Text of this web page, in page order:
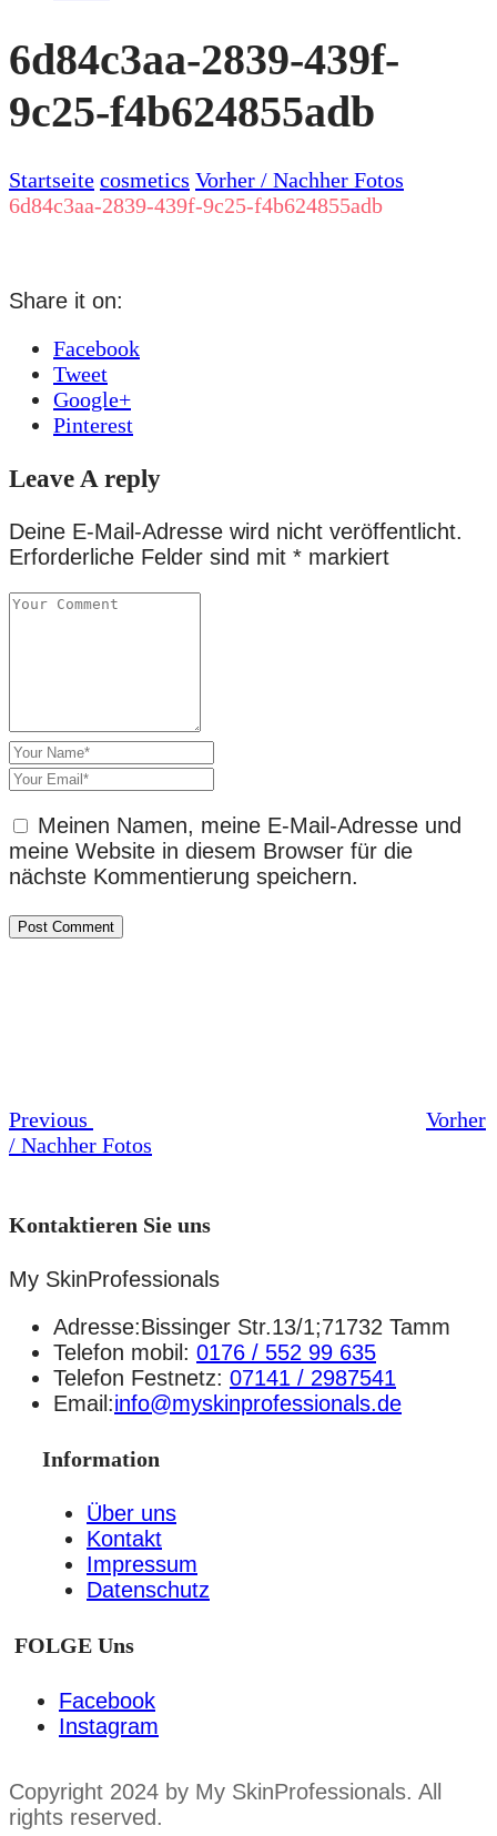
6d84c3aa-2839-439f-
9c25-f4b624855adb
Startseite cosmetics Vorher / Nachher Fotos
6d84c3aa-2839-439f-9c25-f4b624855adb
Share it on:
Facebook
Tweet
Google+
Pinterest
Leave A reply
Deine E-Mail-Adresse wird nicht veröffentlicht.
Erforderliche Felder sind mit * markiert
Meinen Namen, meine E-Mail-Adresse und
meine Website in diesem Browser für die
nächste Kommentierung speichern.
Previous
Vorher
/ Nachher Fotos
Kontaktieren Sie uns
My SkinProfessionals
Adresse:Bissinger Str.13/1;71732 Tamm
Telefon mobil: 0176 / 552 99 635
Telefon Festnetz: 07141 / 2987541
Email:info@myskinprofessionals.de
Information
Über uns
Kontakt
Impressum
Datenschutz
FOLGE Uns
Facebook
Instagram
Copyright 2024 by My SkinProfessionals. All
rights reserved.